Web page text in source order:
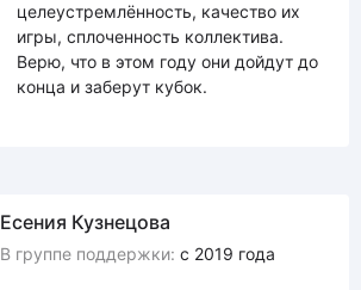
целеустремлённость, качество их
игры, сплоченность коллектива.
Верю, что в этом году они дойдут до
конца и заберут кубок.
Есения Кузнецова
В группе поддержки: с 2019 года